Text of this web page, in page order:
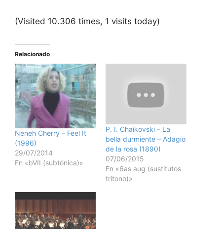
(Visited 10.306 times, 1 visits today)
Relacionado
Neneh Cherry – Feel It
(1996)
29/07/2014
En «bVII (subtónica)»
P. I. Chaikovski – La
bella durmiente – Adagio
de la rosa (1890)
07/06/2015
En «6as aug (sustitutos
tritono)»